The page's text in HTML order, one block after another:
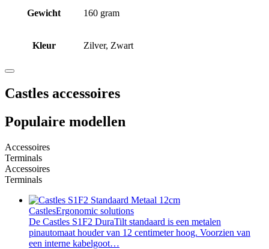
Gewicht 160 gram
Kleur Zilver, Zwart
Castles accessoires
Populaire modellen
Accessoires
Terminals
Accessoires
Terminals
CastlesErgonomic solutions
De Castles S1F2 DuraTilt standaard is een metalen
pinautomaat houder van 12 centimeter hoog. Voorzien van
een interne kabelgoot…